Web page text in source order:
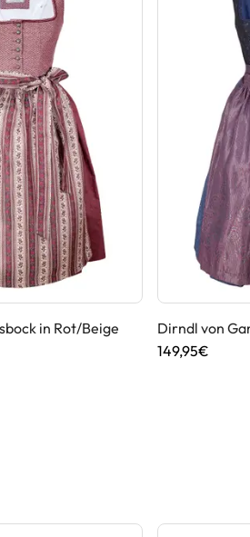
in Rot/Beige
Dirndl von
149,95€